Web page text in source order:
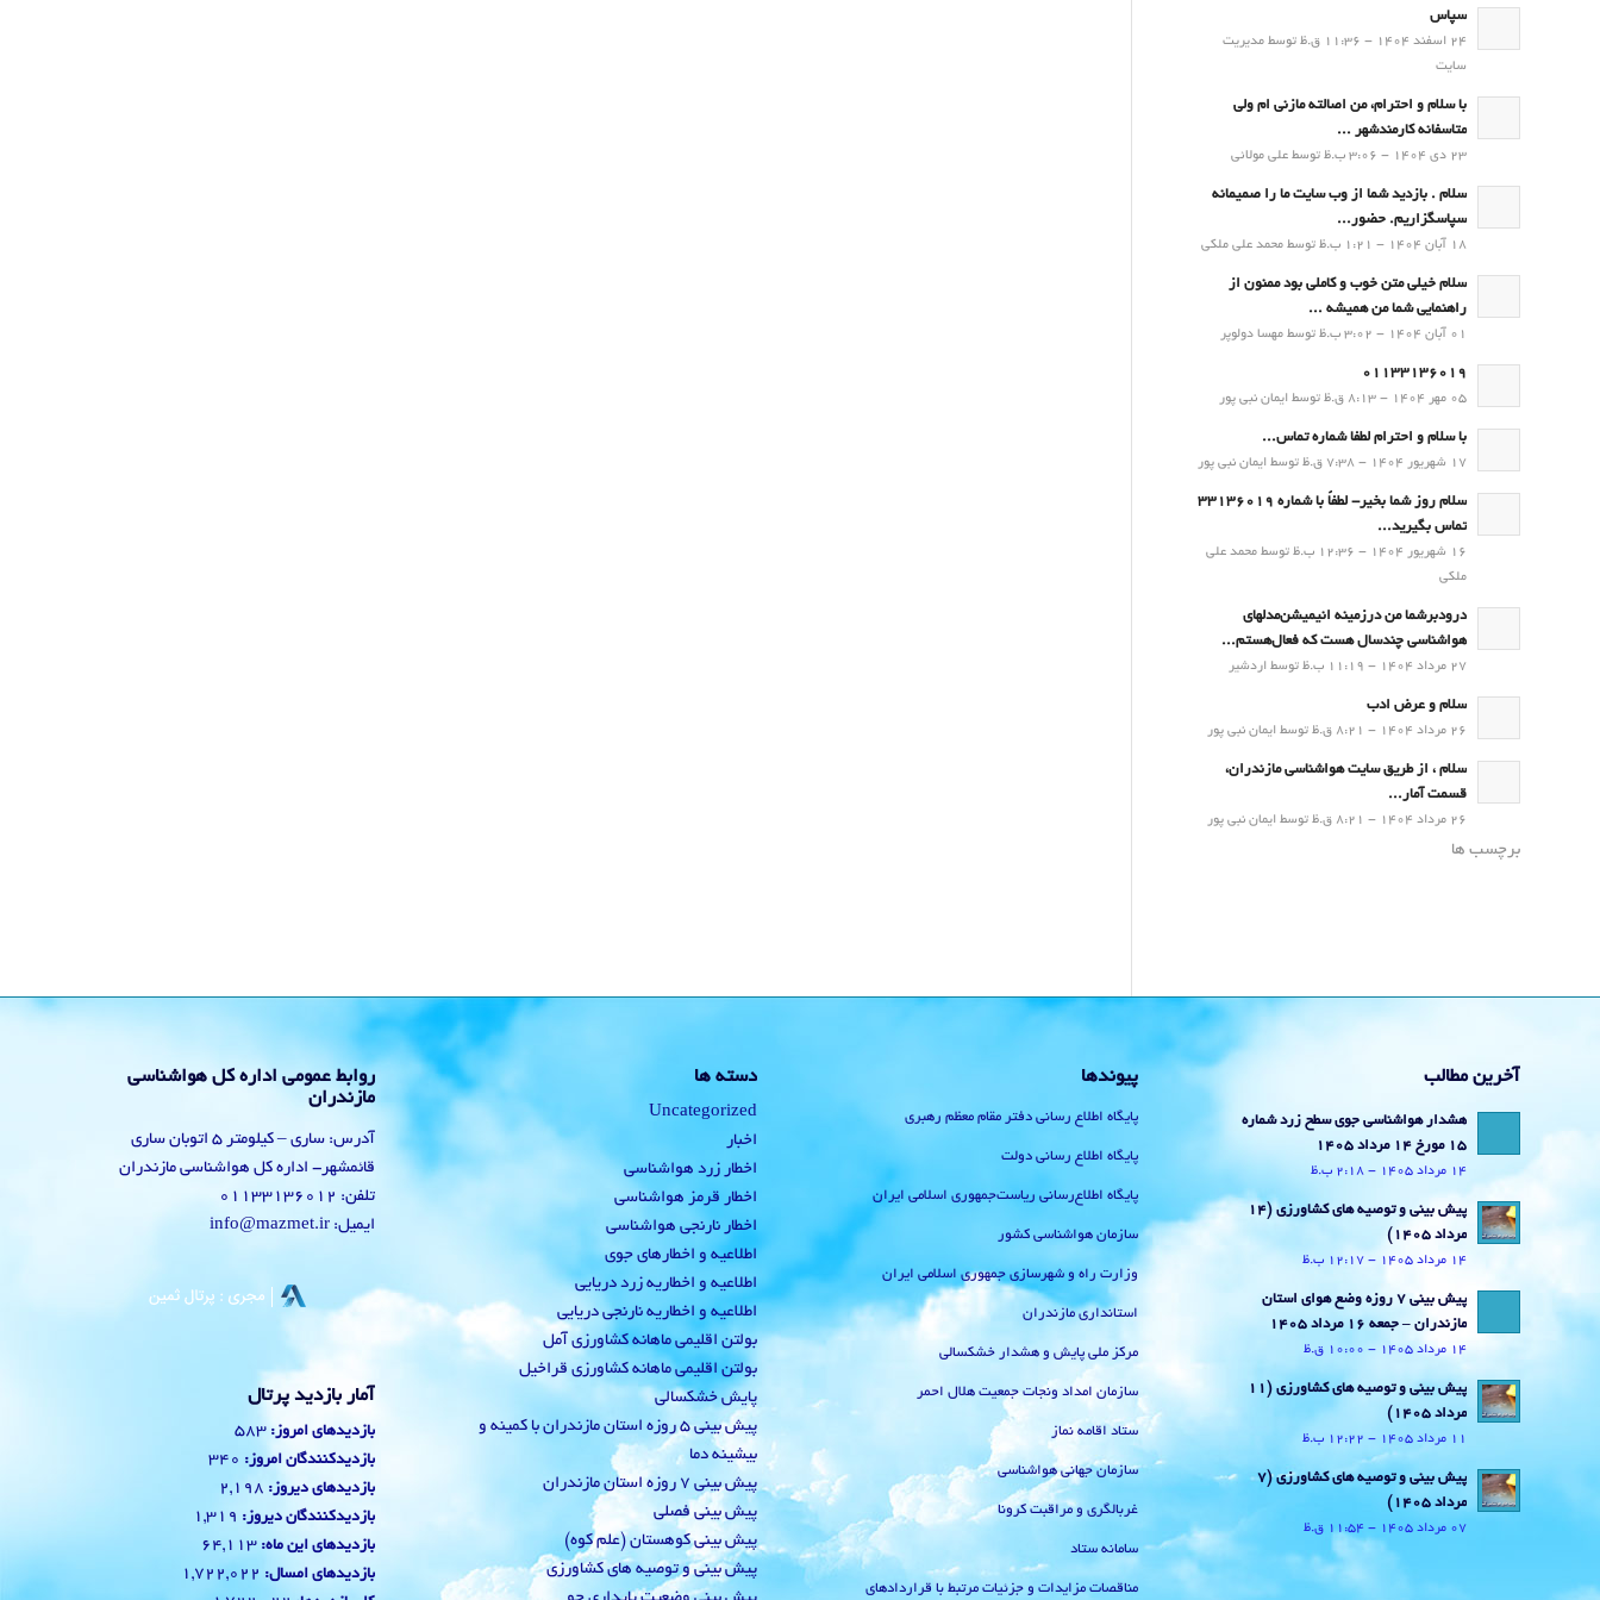
سپاس
24 اسفند 1404 - 11:36 ق.ظ توسط مدیریت
سایت
با سلام و احترام، من اصالته مازنی ام ولی
متاسفانه کارمندشهر ...
23 دی 1404 - 3:06 ب.ظ توسط علی مولائی
سلام . بازدید شما از وب سایت ما را صمیمانه
سپاسگزاریم. حضور...
18 آبان 1404 - 1:21 ب.ظ توسط محمد علی ملکی
سلام خیلی متن خوب و کاملی بود ممنون از
راهنمایی شما من همیشه ...
01 آبان 1404 - 3:02 ب.ظ توسط مهسا دولوپر
01133136019
05 مهر 1404 - 8:13 ق.ظ توسط ایمان نبی پور
با سلام و احترام لطفا شماره تماس...
17 شهریور 1404 - 7:38 ق.ظ توسط ایمان نبی پور
سلام روز شما بخیر- لطفاً با شماره 33136019
تماس بگیرید...
16 شهریور 1404 - 12:36 ب.ظ توسط محمد علی
ملکی
درودبرشما من درزمینه انیمیشن‌مدلهای
هواشناسی چندسال هست که فعال‌هستم...
27 مرداد 1404 - 11:19 ب.ظ توسط اردشیر
سلام و عرض ادب
26 مرداد 1404 - 8:21 ق.ظ توسط ایمان نبی پور
سلام ، از طریق سایت هواشناسی مازندران،
قسمت آمار...
26 مرداد 1404 - 8:21 ق.ظ توسط ایمان نبی پور
برچسب ها
آخرین مطالب
هشدار هواشناسی جوی سطح زرد شماره
15 مورخ 14 مرداد 1405
14 مرداد 1405 - 2:18 ب.ظ
پیش بینی و توصیه های کشاورزی (14
مرداد ۱۴۰۵)
14 مرداد 1405 - 12:17 ب.ظ
پیش بینی 7 روزه وضع هوای استان
مازندران – جمعه 16 مرداد 1405
14 مرداد 1405 - 10:00 ق.ظ
پیش بینی و توصیه های کشاورزی (11
مرداد ۱۴۰۵)
11 مرداد 1405 - 12:22 ب.ظ
پیش بینی و توصیه های کشاورزی (7
مرداد ۱۴۰۵)
07 مرداد 1405 - 11:54 ق.ظ
پیوندها
پایگاه اطلاع رسانی دفتر مقام معظم رهبری
پایگاه اطلاع رسانی دولت
پایگاه اطلاع‌رسانی ریاست‌جمهوری اسلامی ایران
سازمان هواشناسی کشور
وزارت راه و شهرسازی جمهوری اسلامی ایران
استانداری مازندران
مرکز ملی پایش و هشدار خشکسالی
سازمان امداد ونجات جمعیت هلال احمر
ستاد اقامه نماز
سازمان جهانی هواشناسی
غربالگری و مراقبت کرونا
سامانه ستاد
مناقصات مزایدات و جزئیات مرتبط با قراردادهای
دسته ها
Uncategorized
اخبار
اخطار زرد هواشناسی
اخطار قرمز هواشناسی
اخطار نارنجی هواشناسی
اطلاعیه و اخطارهای جوی
اطلاعیه و اخطاریه زرد دریایی
اطلاعیه و اخطاریه نارنجی دریایی
بولتن اقلیمی ماهانه کشاورزی آمل
بولتن اقلیمی ماهانه کشاورزی قراخیل
پایش خشکسالی
پیش بینی 5 روزه استان مازندران با کمینه و
بیشینه دما
پیش بینی 7 روزه استان مازندران
پیش بینی فصلی
پیش بینی کوهستان (علم کوه)
پیش بینی و توصیه های کشاورزی
روابط عمومی اداره کل هواشناسی
مازندران
آدرس: ساری – کیلومتر 5 اتوبان ساری
قائمشهر- اداره کل هواشناسی مازندران
تلفن: 01133136012
ایمیل: info@mazmet.ir
آمار بازدید پرتال
بازدیدهای امروز: 583
بازدیدکنندگان امروز: 340
بازدیدهای دیروز: 2,198
بازدیدکنندگان دیروز: 1,319
بازدیدهای این ماه: 64,113
بازدیدهای امسال: 1,722,022